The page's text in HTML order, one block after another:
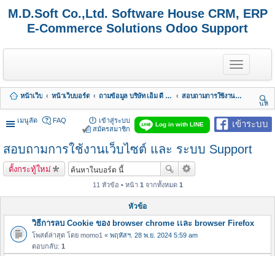
M.D.Soft Co.,Ltd. Software House CRM, ERP
E-Commerce Solutions Odoo Support
T
o
g
l
e
n
a
i
g
หน้าเว็บ หน้าเว็บบอร์ด ถามข้อมูล บริษัท เอ็ม ดี ซอฟต์ จำกัด
สอบถามการใช้งานเว็บไซต์ และ ระบบ Support
นห
า
เมนูลัด
เข้าระบบ
Log in with LINE
FAQ
เข้าสู่ระบบ
สมัครสมาชิก
สอบถามการใช้งานเว็บไซต์ และ ระบบ Support
ตั้งกระทู้ใหม่
11 หัวข้อ • หน้า 1 จากทั้งหมด 1
หัวข้อ
วิธีการลบ Cookie ของ browser chrome เเละ browser Firefox
โพสต์ล่าสุด โดย momo1 « พฤหัสฯ. 28 พ.ย. 2024 5:59 am
ตอบกลับ: 1